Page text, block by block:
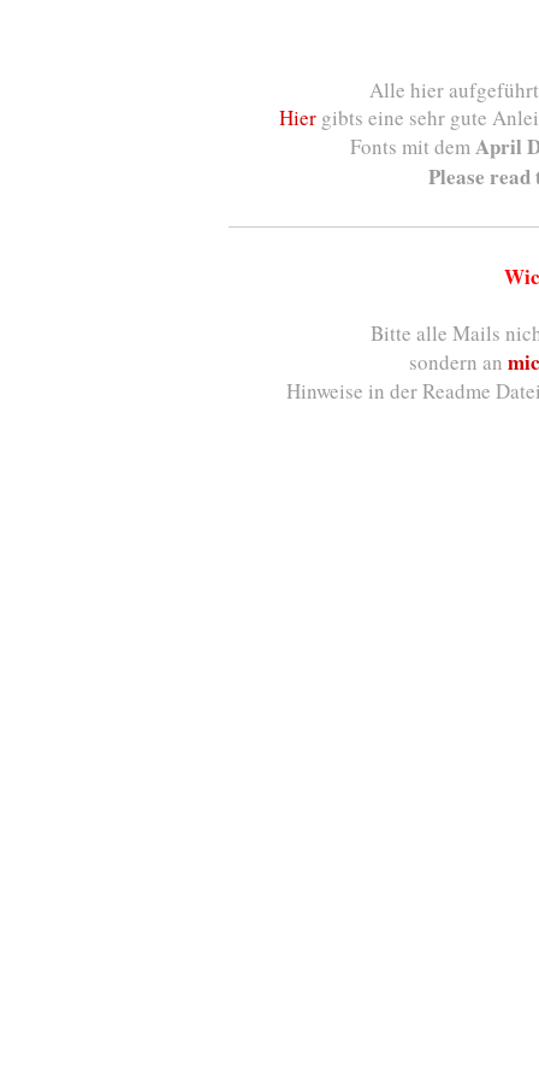
Alle hier
Hiergibts eine sehr gute
Fonts mit demApril
Please
Bitte alle Mails
sondern an
Hinweise in der Readme